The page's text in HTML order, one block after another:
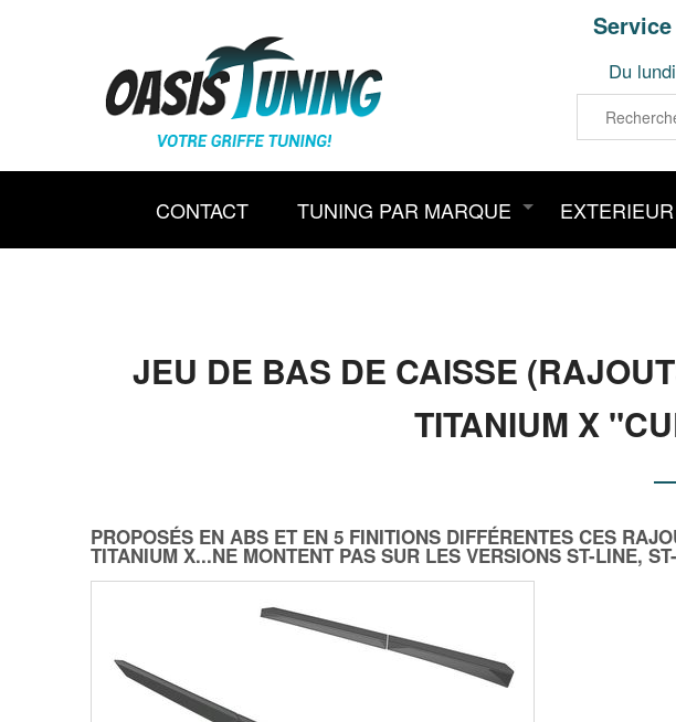
Du
CONTACT TUNING PAR MARQUE EXTERIEUR
JEU DE BAS DE CAISSE
TITANIUM X
PROPOSÉS EN ABS ET EN 5 FINITIONS DIFFÉRENTES CES
TITANIUM X...NE MONTENT PAS SUR LES VERSIONS ST-LINE,